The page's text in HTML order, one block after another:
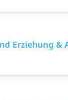
Erziehung